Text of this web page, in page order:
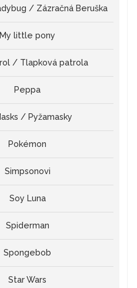
/ Zázračná Beruška
My little pony
/ Tlapková patrola
Peppa
/ Pyžamasky
Pokémon
Simpsonovi
Soy Luna
Spiderman
Spongebob
Star Wars